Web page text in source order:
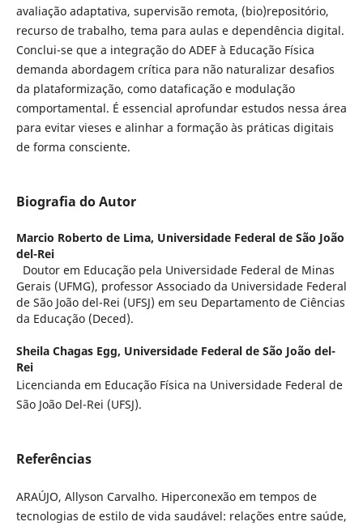
avaliação adaptativa, supervisão remota, (bio)repositório,
recurso de trabalho, tema para aulas e dependência digital.
Conclui-se que a integração do ADEF à Educação Física
demanda abordagem crítica para não naturalizar desafios
da plataformização, como dataficação e modulação
comportamental. É essencial aprofundar estudos nessa área
para evitar vieses e alinhar a formação às práticas digitais
de forma consciente.
Biografia do Autor
Marcio Roberto de Lima, Universidade Federal de São João
del-Rei
Doutor em Educação pela Universidade Federal de Minas
Gerais (UFMG), professor Associado da Universidade Federal
de São João del-Rei (UFSJ) em seu Departamento de Ciências
da Educação (Deced).
Sheila Chagas Egg, Universidade Federal de São João del-
Rei
Licencianda em Educação Física na Universidade Federal de
São João Del-Rei (UFSJ).
Referências
ARAÚJO, Allyson Carvalho. Hiperconexão em tempos de
tecnologias de estilo de vida saudável: relações entre saúde,